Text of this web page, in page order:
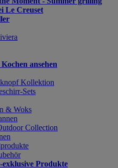
Le Creuset
ansehen
Kollektion
Sets
& Woks
Collection
exklusive Produkte